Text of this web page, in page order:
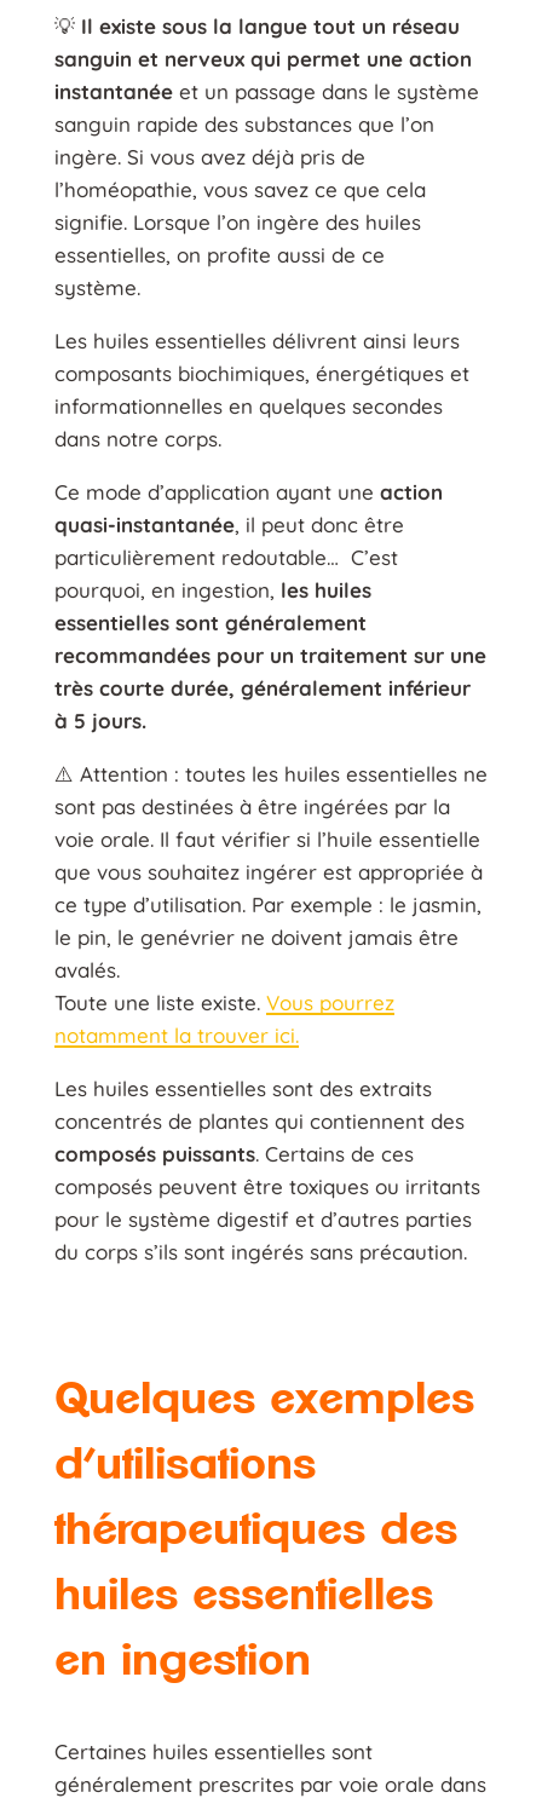
💡 Il existe sous la langue tout un réseau
sanguin et nerveux qui permet une action
instantanée et un passage dans le système
sanguin rapide des substances que l’on
ingère. Si vous avez déjà pris de
l’homéopathie, vous savez ce que cela
signifie. Lorsque l’on ingère des huiles
essentielles, on profite aussi de ce
système.
Les huiles essentielles délivrent ainsi leurs
composants biochimiques, énergétiques et
informationnelles en quelques secondes
dans notre corps.
Ce mode d’application ayant une action
quasi-instantanée, il peut donc être
particulièrement redoutable… C’est
pourquoi, en ingestion, les huiles
essentielles sont généralement
recommandées pour un traitement sur une
très courte durée, généralement inférieur
à 5 jours.
⚠️ Attention : toutes les huiles essentielles ne
sont pas destinées à être ingérées par la
voie orale. Il faut vérifier si l’huile essentielle
que vous souhaitez ingérer est appropriée à
ce type d’utilisation. Par exemple : le jasmin,
le pin, le genévrier ne doivent jamais être
avalés.
Toute une liste existe. Vous pourrez
notamment la trouver ici.
Les huiles essentielles sont des extraits
concentrés de plantes qui contiennent des
composés puissants. Certains de ces
composés peuvent être toxiques ou irritants
pour le système digestif et d’autres parties
du corps s’ils sont ingérés sans précaution.
Quelques exemples
d’utilisations
thérapeutiques des
huiles essentielles
en ingestion
Certaines huiles essentielles sont
généralement prescrites par voie orale dans